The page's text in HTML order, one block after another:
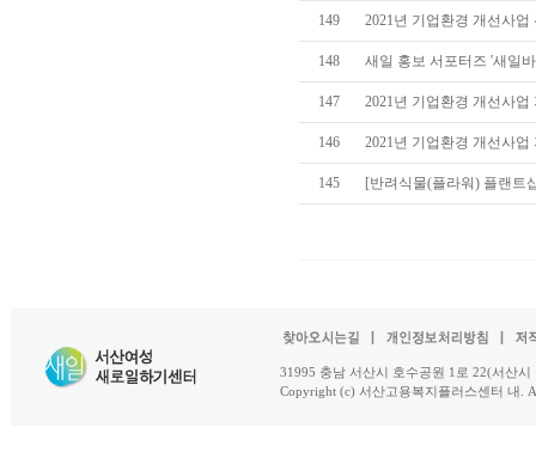
149 2021년 기업환경 개선사업
148 새일 홍보 서포터즈 '새일
147 2021년 기업환경 개선사
146 2021년 기업환경 개선사
145 [반려식물(플라워) 플랜트
31995 충남 서산시 호수공원 1로 22(서산
Copyright (c) 서산고용복지플러스센터 내.